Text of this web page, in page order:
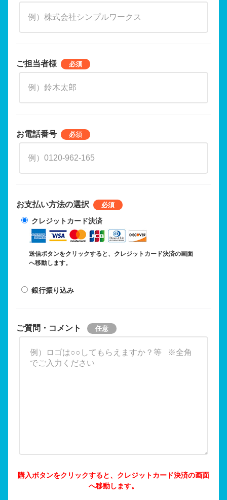
ご担当者様
お電話番号
お支払い方法の選択
クレジットカード決済
送信ボタンをクリックすると、クレジットカード決済の画面
へ移動します。
銀行振り込み
ご質問・コメント
購入ボタンをクリックすると、クレジットカード決済の画面
へ移動します。